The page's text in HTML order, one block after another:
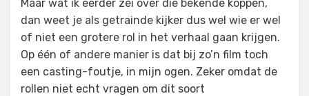
Maar wat ik eerder zei over die bekende koppen,
dan weet je als getrainde kijker dus wel wie er wel
of niet een grotere rol in het verhaal gaan krijgen.
Op één of andere manier is dat bij zo’n film toch
een casting-foutje, in mijn ogen. Zeker omdat de
rollen niet echt vragen om dit soort